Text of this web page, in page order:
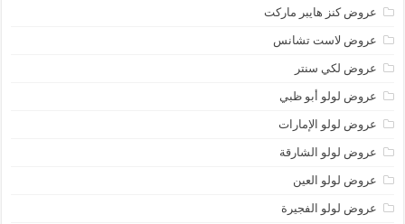
عروض كنز هايبر ماركت
عروض لاست تشانس
عروض لكي سنتر
عروض لولو أبو ظبي
عروض لولو الإمارات
عروض لولو الشارقة
عروض لولو العين
عروض لولو الفجيرة